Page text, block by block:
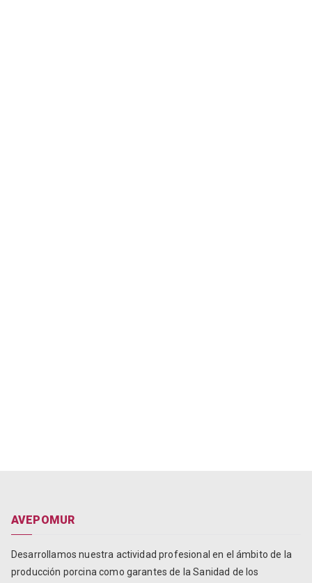
AVEPOMUR
Desarrollamos nuestra actividad profesional en el ámbito de la
producción porcina como garantes de la Sanidad de los